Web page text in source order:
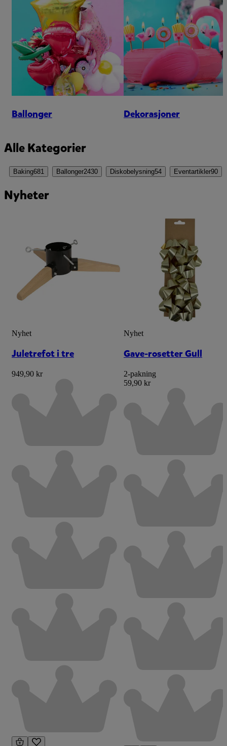
Ballonger Dekorasjoner
Alle Kategorier
Baking681 Ballonger2430 Diskobelysning54 Eventartikler90
Nyheter
Nyhet
Juletrefot i tre
949,90 kr
Nyhet
Gave-rosetter Gull
2-pakning
59,90 kr